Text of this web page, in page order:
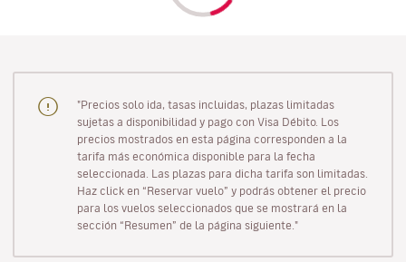
"Precios solo ida, tasas incluidas, plazas limitadas
sujetas a disponibilidad y pago con Visa Débito. Los
precios mostrados en esta página corresponden a la
tarifa más económica disponible para la fecha
seleccionada. Las plazas para dicha tarifa son limitadas.
Haz click en “Reservar vuelo” y podrás obtener el precio
para los vuelos seleccionados que se mostrará en la
sección “Resumen” de la página siguiente."